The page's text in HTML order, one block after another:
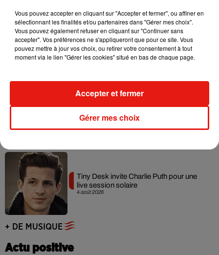
Angèle et Amélie Lens dévoilent leur
collaboration tant attendue
Becky G sur son nouveau single
4 août 2026
Tiny Desk invite Charlie Puth pour une
live session solaire
+ DE MUSIQUE
Actu positive
Vous pouvez accepter en cliquant sur "Accepter et fermer", ou affiner en
sélectionnant les finalités et/ou partenaires dans "Gérer mes choix".
Vous pouvez également refuser en cliquant sur "Continuer sans
accepter". Vos préférences ne s'appliqueront que pour ce site. Vous
pouvez mettre à jour vos choix, ou retirer votre consentement à tout
moment via le lien "Gérer les cookies" situé en bas de chaque page.
Gérer mes choix
Accepter et fermer